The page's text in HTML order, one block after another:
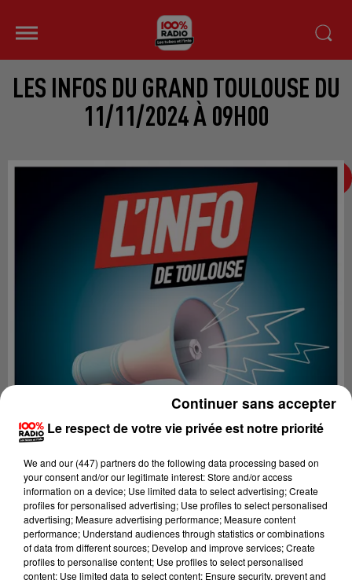
LES INFOS DU GRAND TOULOUSE DU
11/11/2024 À 09H00
Le respect de votre vie privée est notre priorité
We and our (447) partnersdo the following data processing based on
your consent and/or our legitimate interest: Store and/or access
information on a device; Use limited data to select advertising; Create
profiles for personalised advertising; Use profiles to select personalised
advertising; Measure advertising performance; Measure content
performance; Understand audiences through statistics or combinations
of data from different sources; Develop and improve services; Create
profiles to personalise content; Use profiles to select personalised
content; Use limited data to select content; Ensure security, prevent and
Continuer sans accepter